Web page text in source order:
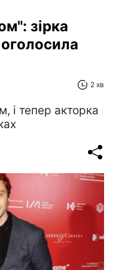
зірка
2 хв
і тепер акторка